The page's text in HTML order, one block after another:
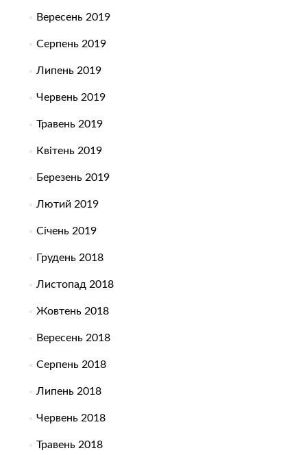
Вересень 2019
Серпень 2019
Липень 2019
Червень 2019
Травень 2019
Квітень 2019
Березень 2019
Лютий 2019
Січень 2019
Грудень 2018
Листопад 2018
Жовтень 2018
Вересень 2018
Серпень 2018
Липень 2018
Червень 2018
Травень 2018